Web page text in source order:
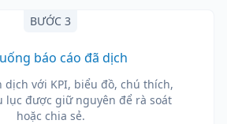
BƯỚC 3
báo cáo đã dịch
dịch với KPI, biểu đồ, chú thích,
lục được giữ nguyên để rà soát
hoặc chia sẻ.